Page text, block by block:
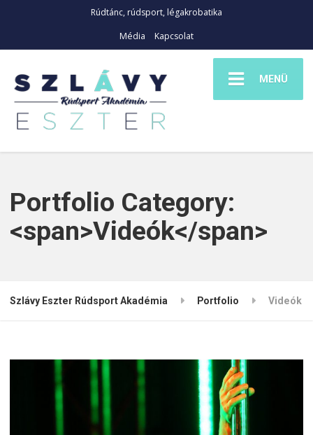
Rúdtánc, rúdsport, légakrobatika
Média
Kapcsolat
MENÜ
Portfolio Category:
<span>Videók</span>
Szlávy Eszter Rúdsport Akadémia Portfolio Videók